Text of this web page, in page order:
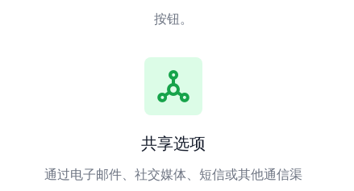
按钮。
共享选项
通过电子邮件、社交媒体、短信或其他通信渠